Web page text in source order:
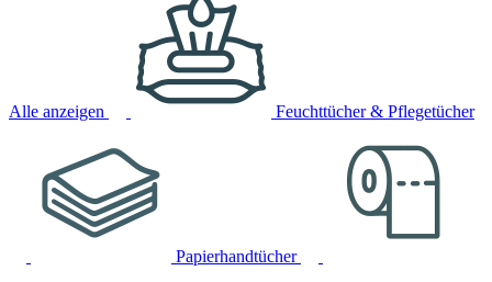
Alle anzeigen Feuchttücher & Pflegetücher
Papierhandtücher